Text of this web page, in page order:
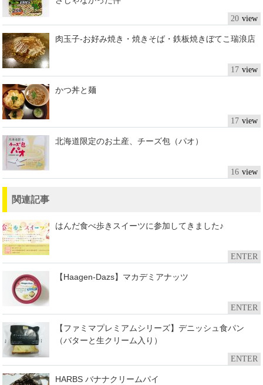
20
肉玉子-お好み焼き・焼きそば・鉄板焼きぼてこ瑞浪店
17
かつ丼と麺
17
北海道限定のお土産、チーズ包（パオ）
16
関連記事
はんだ食べ歩きスイーツに参加してきました♪
ENTER
【Haagen-Dazs】マカデミアナッツ
ENTER
【ファミマプレミアムシリーズ】デニッシュ食パン
（バターと生クリーム入り）
ENTER
HARBS バナナクリームパイ